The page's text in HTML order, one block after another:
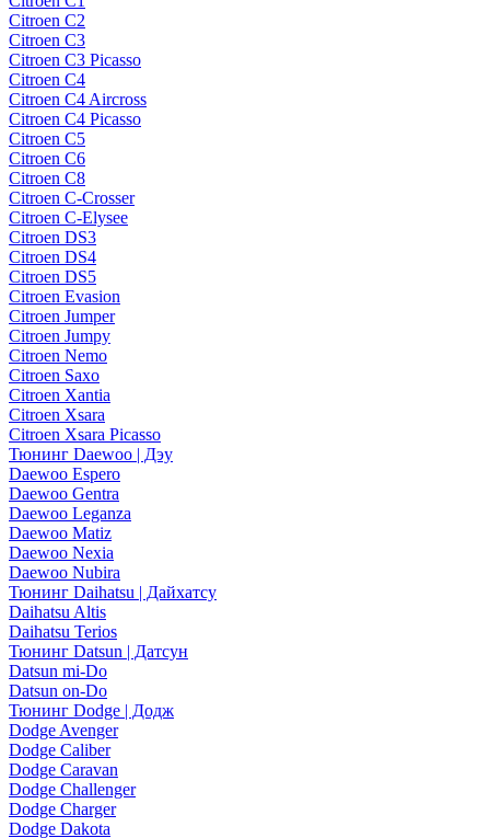
Citroen C2
Citroen C3
Citroen C3 Picasso
Citroen C4
Citroen C4 Aircross
Citroen C4 Picasso
Citroen C5
Citroen C6
Citroen C8
Citroen C-Crosser
Citroen C-Elysee
Citroen DS3
Citroen DS4
Citroen DS5
Citroen Evasion
Citroen Jumper
Citroen Jumpy
Citroen Nemo
Citroen Saxo
Citroen Xantia
Citroen Xsara
Citroen Xsara Picasso
Тюнинг Daewoo | Дэу
Daewoo Espero
Daewoo Gentra
Daewoo Leganza
Daewoo Matiz
Daewoo Nexia
Daewoo Nubira
Тюнинг Daihatsu | Дайхатсу
Daihatsu Altis
Daihatsu Terios
Тюнинг Datsun | Датсун
Datsun mi-Do
Datsun on-Do
Тюнинг Dodge | Додж
Dodge Avenger
Dodge Caliber
Dodge Caravan
Dodge Challenger
Dodge Charger
Dodge Dakota